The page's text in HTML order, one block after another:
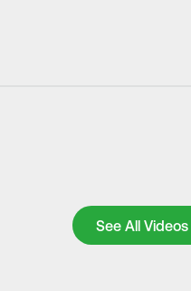
See All Videos
See All Videos